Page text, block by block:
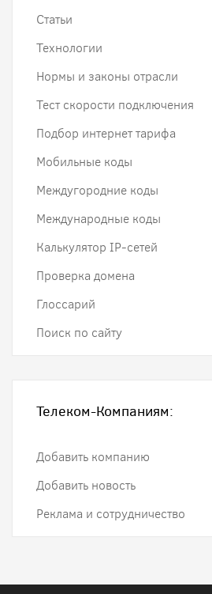
Статьи
Технологии
Нормы и законы отрасли
Тест скорости подключения
Подбор интернет тарифа
Мобильные коды
Междугородние коды
Международные коды
Калькулятор IP-сетей
Проверка домена
Глоссарий
Поиск по сайту
Телеком-Компаниям:
Добавить компанию
Добавить новость
Реклама и сотрудничество